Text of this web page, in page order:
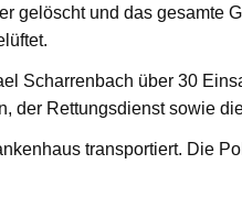
gelöscht und das gesamte
Scharrenbach über 30
der Rettungsdienst sowie
transportiert. Die